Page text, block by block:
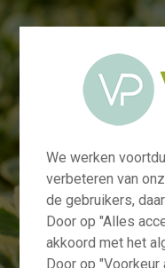
We werken
verbeteren van
de gebruikers,
Door op "Alles
akkoord met het
Door op